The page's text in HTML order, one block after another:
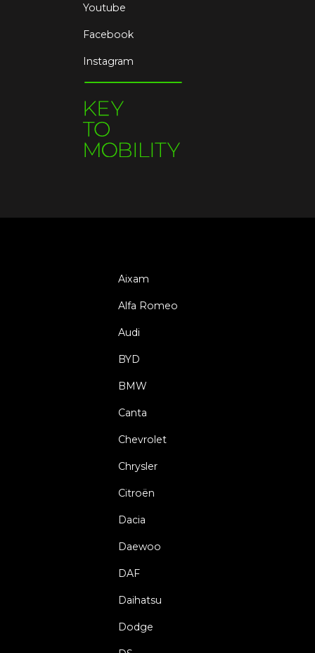
Youtube
Facebook
Instagram
Aixam
Alfa Romeo
Audi
BYD
BMW
Canta
Chevrolet
Chrysler
Citroën
Dacia
Daewoo
DAF
Daihatsu
Dodge